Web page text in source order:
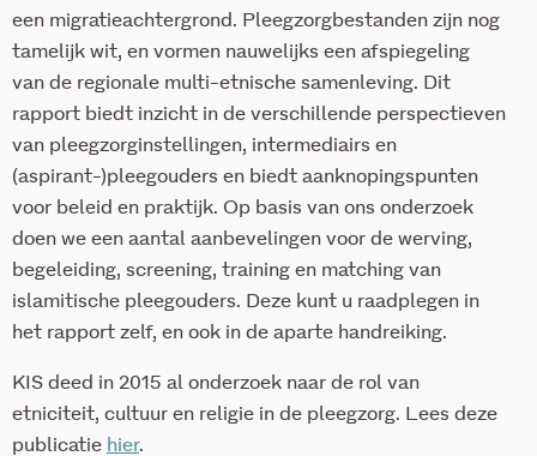
een migratieachtergrond. Pleegzorgbestanden zijn nog
tamelijk wit, en vormen nauwelijks een afspiegeling
van de regionale multi-etnische samenleving. Dit
rapport biedt inzicht in de verschillende perspectieven
van pleegzorginstellingen, intermediairs en
(aspirant-)pleegouders en biedt aanknopingspunten
voor beleid en praktijk. Op basis van ons onderzoek
doen we een aantal aanbevelingen voor de werving,
begeleiding, screening, training en matching van
islamitische pleegouders. Deze kunt u raadplegen in
het rapport zelf, en ook in de aparte handreiking.
KIS deed in 2015 al onderzoek naar de rol van
etniciteit, cultuur en religie in de pleegzorg. Lees deze
publicatie hier.